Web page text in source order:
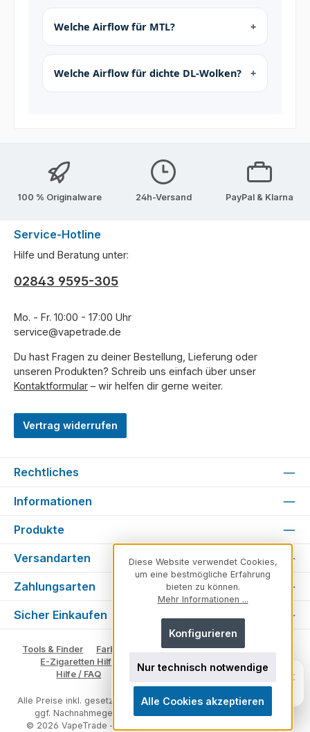
Welche Airflow für MTL?
Welche Airflow für dichte DL-Wolken?
100 % Originalware 24h-Versand PayPal & Klarna
Service-Hotline
Hilfe und Beratung unter:
02843 9595-305
Mo. - Fr. 10:00 - 17:00 Uhr
service@vapetrade.de
Du hast Fragen zu deiner Bestellung, Lieferung oder
unseren Produkten? Schreib uns einfach über unser
Kontaktformular – wir helfen dir gerne weiter.
Vertrag widerrufen
Rechtliches
Informationen
Produkte
Versandarten
Zahlungsarten
Sicher Einkaufen
Tools & Finder Farben & Varianten
Geschmack suchen
E-Zigaretten Hilfe
Fachberater
Vape Ratgeber
Hilfe / FAQ
Glossar Impressum Kontakt
Alle Preise inkl. gesetzl. Mehrwertsteuer zzgl.Versandkosten
ggf. Nachnahmegebühren, wenn nicht anders angegeben.
© 2026 VapeTrade – E-Zigaretten & Vape Shop - Alle Rechte
Fragen zu unserem Sortiment? Ich
×
Diese Website verwendet Cookies,
um eine bestmögliche Erfahrung
bieten zu können.
Mehr Informationen ...
Nur technisch notwendige
Konfigurieren
Alle Cookies akzeptieren